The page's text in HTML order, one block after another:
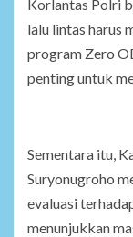
Korlantas Polri
lalu lintas harus
program Zero
penting untuk
Sementara itu,
Suryonugroho
evaluasi
menunjukkan